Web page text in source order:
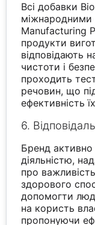
Всі добавки
міжнародними
Manufacturing
продукти
відповідають
чистоти і
проходить
речовин, що
ефективність
6.
Бренд
діяльністю,
про
здорового
допомогти
на користь
пропонуючи